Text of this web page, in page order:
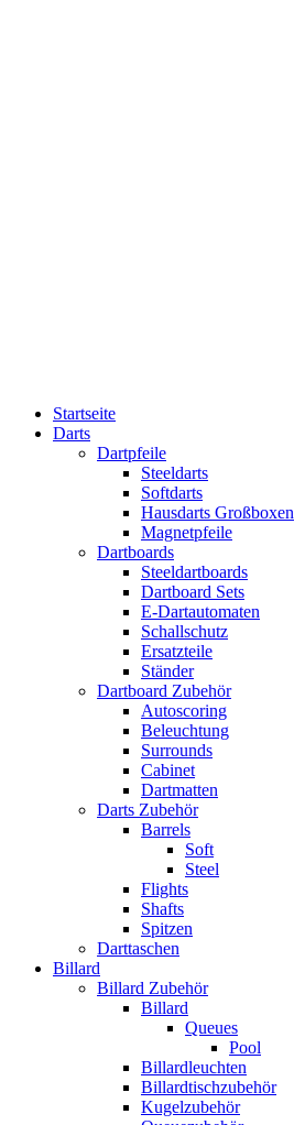
Startseite
Darts
Dartpfeile
Steeldarts
Softdarts
Hausdarts Großboxen
Magnetpfeile
Dartboards
Steeldartboards
Dartboard Sets
E-Dartautomaten
Schallschutz
Ersatzteile
Ständer
Dartboard Zubehör
Autoscoring
Beleuchtung
Surrounds
Cabinet
Dartmatten
Darts Zubehör
Barrels
Soft
Steel
Flights
Shafts
Spitzen
Darttaschen
Billard
Billard Zubehör
Billard
Queues
Pool
Billardleuchten
Billardtischzubehör
Kugelzubehör